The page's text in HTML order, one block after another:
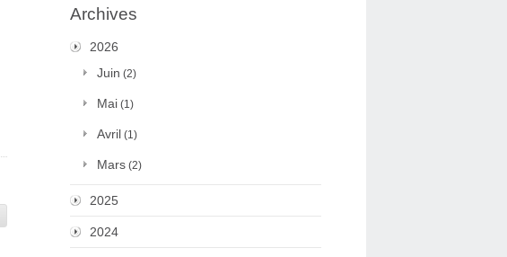
Archives
2026
Juin (2)
Mai (1)
Avril (1)
Mars (2)
2025
2024